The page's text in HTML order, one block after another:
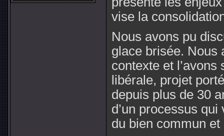
vise la
Nous avons pu
glace brisée. Nous
contexte et
libérale, projet
depuis plus de 30
d’un processus
du bien commun